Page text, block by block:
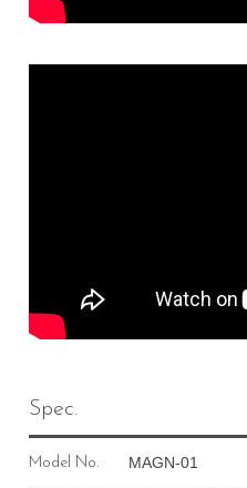
Spec.
Model No. MAGN-01